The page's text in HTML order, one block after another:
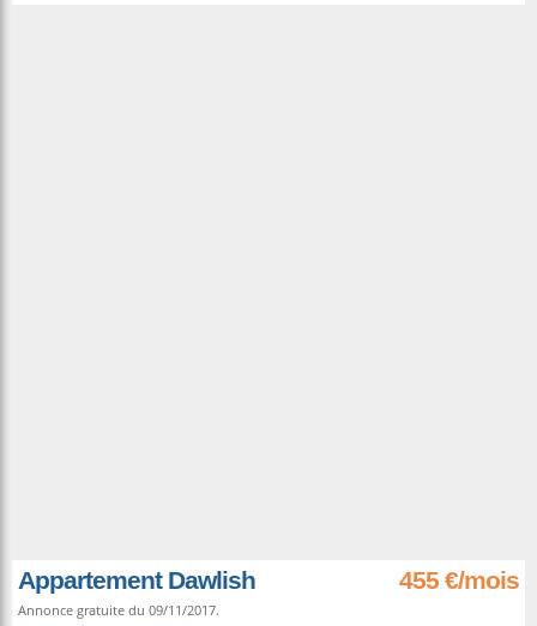
Appartement Dawlish 455 €/mois
Annonce gratuite du 09/11/2017.